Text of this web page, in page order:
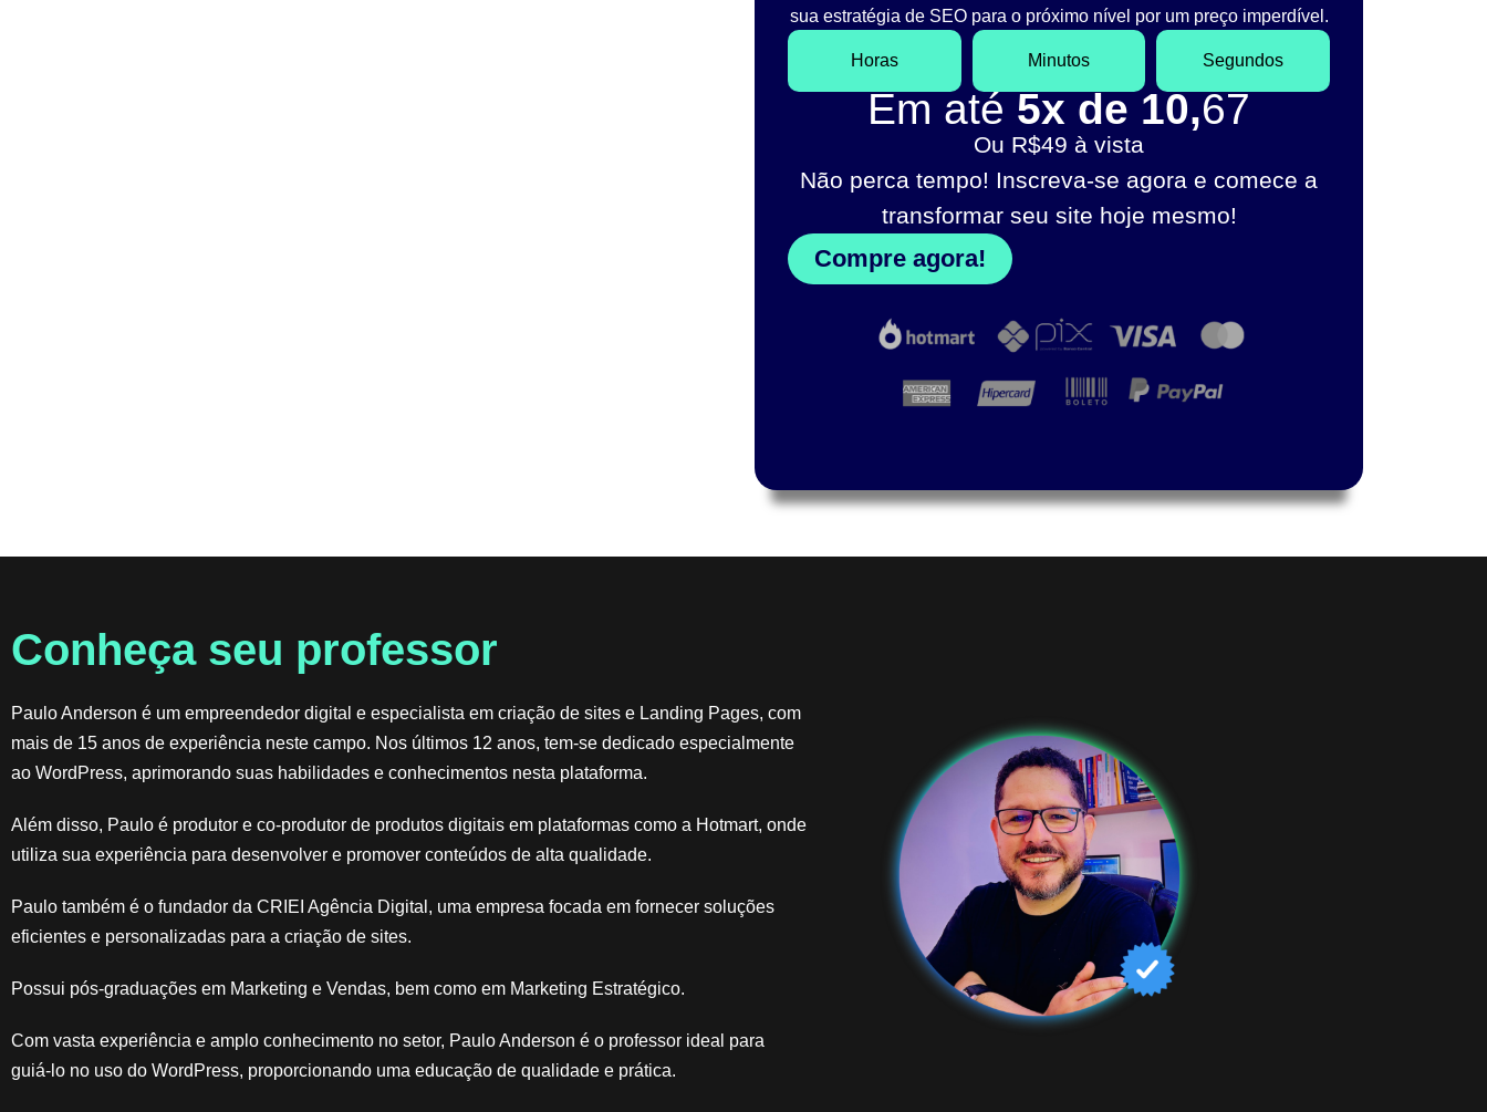
sua estratégia de SEO para o próximo nível por um preço imperdível.
Horas Minutos Segundos
Em até 5x de 10,67
Ou R$49 à vista
Não perca tempo! Inscreva-se agora e comece a
transformar seu site hoje mesmo!
Compre agora!
Conheça seu professor​
Paulo Anderson é um empreendedor digital e especialista em criação de sites e Landing Pages, com
mais de 15 anos de experiência neste campo. Nos últimos 12 anos, tem-se dedicado especialmente
ao WordPress, aprimorando suas habilidades e conhecimentos nesta plataforma.
Além disso, Paulo é produtor e co-produtor de produtos digitais em plataformas como a Hotmart, onde
utiliza sua experiência para desenvolver e promover conteúdos de alta qualidade.
Paulo também é o fundador da CRIEI Agência Digital, uma empresa focada em fornecer soluções
eficientes e personalizadas para a criação de sites.
Possui pós-graduações em Marketing e Vendas, bem como em Marketing Estratégico.
Com vasta experiência e amplo conhecimento no setor, Paulo Anderson é o professor ideal para
guiá-lo no uso do WordPress, proporcionando uma educação de qualidade e prática.